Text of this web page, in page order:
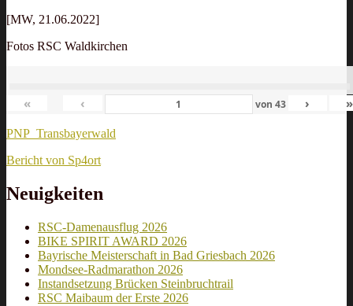
[MW, 21.06.2022]
Fotos RSC Waldkirchen
« ‹ von 43 › »
PNP_Transbayerwald
Bericht von Sp4ort
Neuigkeiten
RSC-Damenausflug 2026
BIKE SPIRIT AWARD 2026
Bayrische Meisterschaft in Bad Griesbach 2026
Mondsee-Radmarathon 2026
Instandsetzung Brücken Steinbruchtrail
RSC Maibaum der Erste 2026